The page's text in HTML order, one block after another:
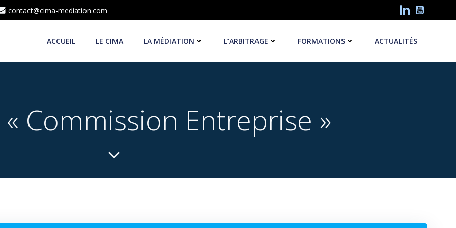
contact@cima-mediation.com
ACCUEIL LE CIMA LA MÉDIATION L’ARBITRAGE FORMATIONS ACTUALITÉS
Commission Entreprise »